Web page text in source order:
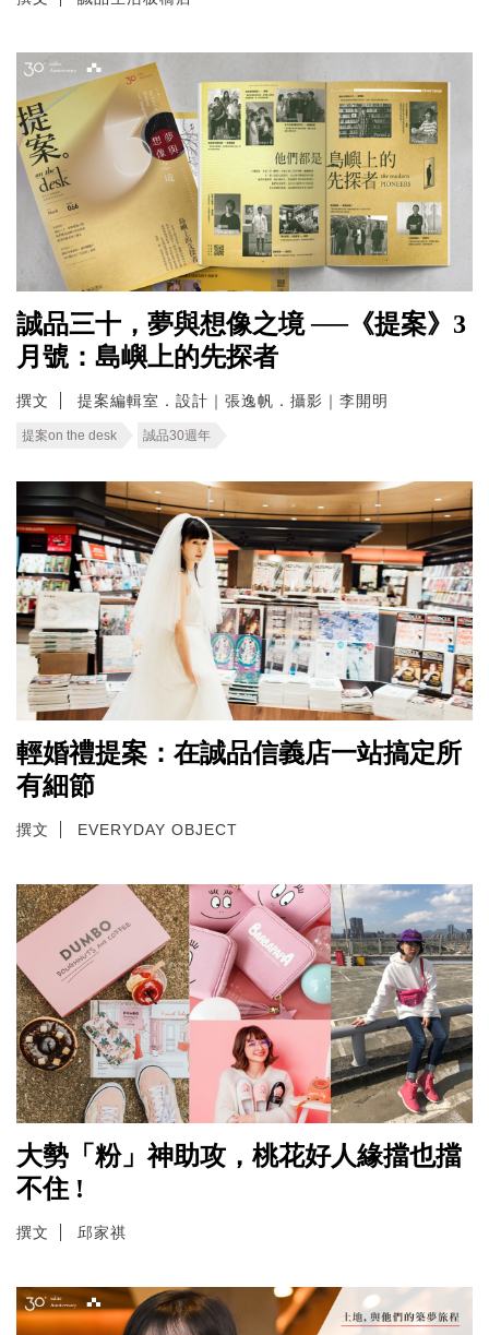
誠品三十，夢與想像之境 ──《提案》3
月號：島嶼上的先探者
撰文 提案編輯室．設計｜張逸帆．攝影｜李開明
提案on the desk 誠品30週年
輕婚禮提案：在誠品信義店一站搞定所
有細節
撰文 EVERYDAY OBJECT
大勢「粉」神助攻，桃花好人緣擋也擋
不住 !
撰文 邱家祺